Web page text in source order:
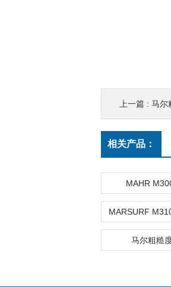
上一篇 : 马尔
相关产品：
MAHR
马尔粗糙